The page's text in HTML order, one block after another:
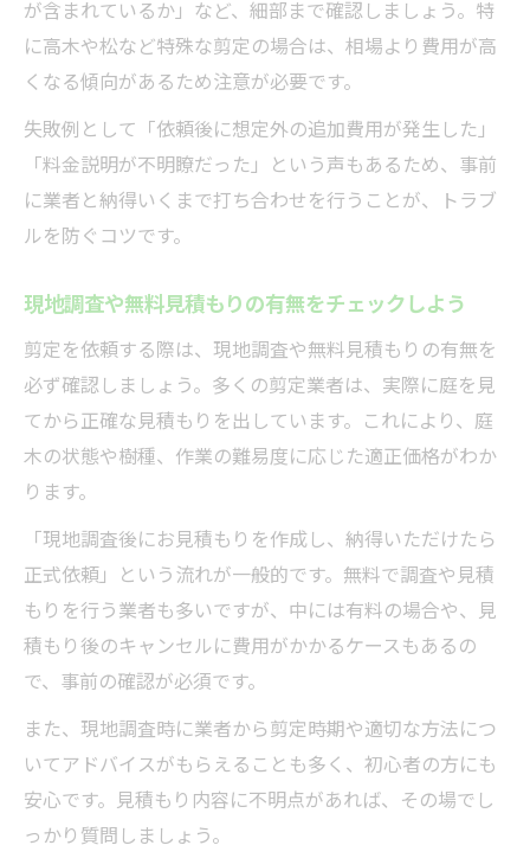
が含まれているか」など、細部まで確認しましょう。特
に高木や松など特殊な剪定の場合は、相場より費用が高
くなる傾向があるため注意が必要です。
失敗例として「依頼後に想定外の追加費用が発生した」
「料金説明が不明瞭だった」という声もあるため、事前
に業者と納得いくまで打ち合わせを行うことが、トラブ
ルを防ぐコツです。
現地調査や無料見積もりの有無をチェックしよう
剪定を依頼する際は、現地調査や無料見積もりの有無を
必ず確認しましょう。多くの剪定業者は、実際に庭を見
てから正確な見積もりを出しています。これにより、庭
木の状態や樹種、作業の難易度に応じた適正価格がわか
ります。
「現地調査後にお見積もりを作成し、納得いただけたら
正式依頼」という流れが一般的です。無料で調査や見積
もりを行う業者も多いですが、中には有料の場合や、見
積もり後のキャンセルに費用がかかるケースもあるの
で、事前の確認が必須です。
また、現地調査時に業者から剪定時期や適切な方法につ
いてアドバイスがもらえることも多く、初心者の方にも
安心です。見積もり内容に不明点があれば、その場でし
っかり質問しましょう。